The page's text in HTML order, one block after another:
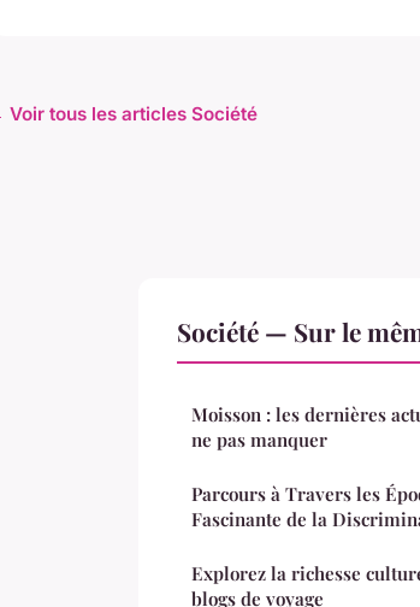
Voir tous les articles Société
Société — Sur le
Moisson : les dernières
ne pas manquer
Parcours à Travers les
Fascinante de la
Explorez la richesse
blogs de voyage